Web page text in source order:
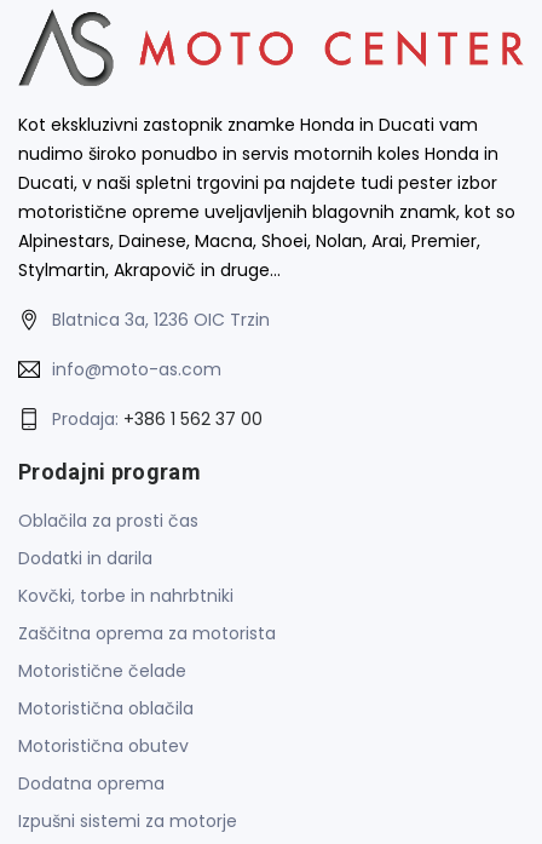
Kot ekskluzivni zastopnik znamke Honda in Ducati vam
nudimo široko ponudbo in servis motornih koles Honda in
Ducati, v naši spletni trgovini pa najdete tudi pester izbor
motoristične opreme uveljavljenih blagovnih znamk, kot so
Alpinestars, Dainese, Macna, Shoei, Nolan, Arai, Premier,
Stylmartin, Akrapovič in druge…
Blatnica 3a, 1236 OIC Trzin
info@moto-as.com
Prodaja: +386 1 562 37 00
Prodajni program
Oblačila za prosti čas
Dodatki in darila
Kovčki, torbe in nahrbtniki
Zaščitna oprema za motorista
Motoristične čelade
Motoristična oblačila
Motoristična obutev
Dodatna oprema
Izpušni sistemi za motorje